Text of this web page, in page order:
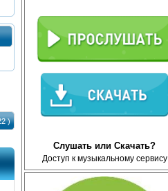
Слушать или Скачать?
Доступ к музыкальному сервису
)